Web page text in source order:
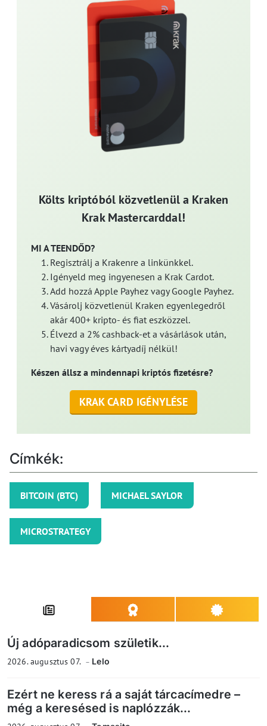
Költs kriptóból közvetlenül a Kraken
Krak Mastercarddal!
MI A TEENDŐD?
Regisztrálj a Krakenre a linkünkkel.
Igényeld meg ingyenesen a Krak Cardot.
Add hozzá Apple Payhez vagy Google Payhez.
Vásárolj közvetlenül Kraken egyenlegedről
akár 400+ kripto- és fiat eszközzel.
Élvezd a 2% cashback-et a vásárlások után,
havi vagy éves kártyadíj nélkül!
Készen állsz a mindennapi kriptós fizetésre?
KRAK CARD IGÉNYLÉSE
Címkék:
BITCOIN (BTC) MICHAEL SAYLOR
MICROSTRATEGY
Új adóparadicsom születik...
2026. augusztus 07. Lelo
Ezért ne keress rá a saját tárcacímedre –
még a keresésed is naplózzák...